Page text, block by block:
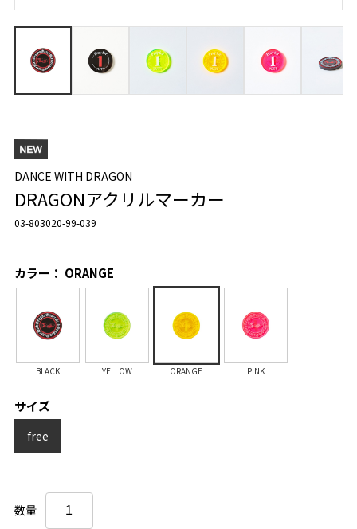
DANCE WITH DRAGON
DRAGONアクリルマーカー
03-803020-99-039
カラー： ORANGE
BLACK YELLOW ORANGE PINK
サイズ
free
数量